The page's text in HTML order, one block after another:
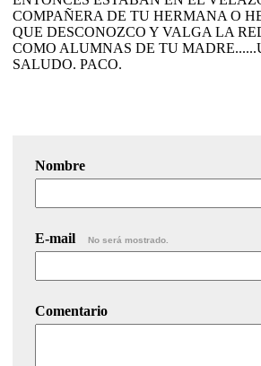
COMPAÑERA DE TU HERMANA O
QUE DESCONOZCO Y VALGA LA
COMO ALUMNAS DE TU
SALUDO. PACO.
Nombre
E-mail No será mostrado.
Comentario